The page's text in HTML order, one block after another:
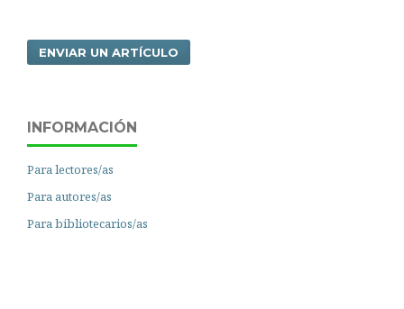
ENVIAR UN ARTÍCULO
INFORMACIÓN
Para lectores/as
Para autores/as
Para bibliotecarios/as